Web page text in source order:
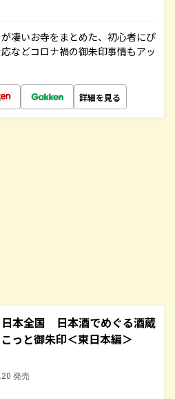
凄いお寺をまとめた、初心者にぴ
などコロナ禍の御朱印事情もアッ
詳細を見る
本全国 日本酒でめぐる酒蔵
っと御朱印＜東日本編＞
発売